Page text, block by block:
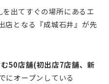
出てすぐの場所にあるエ
店となる『成城石井』が先
50店舗(初出店7店舗、新
にオープンしている